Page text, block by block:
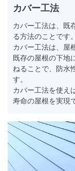
カバー工法
カバー工法は、既
る方法のことです。
カバー工法は、屋
既存の屋根の下地
ねることで、防水
す。
カバー工法を使え
寿命の屋根を実現